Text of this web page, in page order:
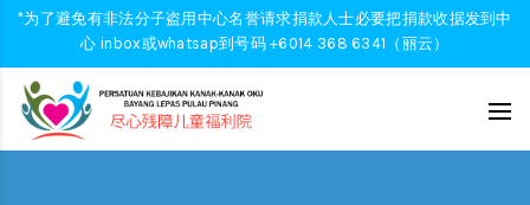
*为了避免有非法分子盗用中心名誉请求捐款人士必要把捐款收据发到中
心 inbox或whatsap到号码 +6014 368 6341（丽云）